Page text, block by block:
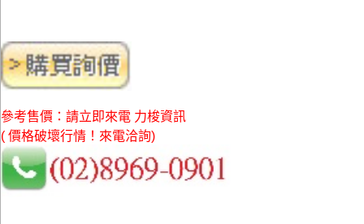
參考售價：請立即來電 力梭資訊
( 價格破壞行情！來電洽詢)